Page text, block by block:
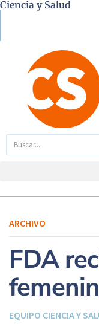
Ciencia y Salud
ARCHIVO
FDA
EQUIPO CIENCIA Y